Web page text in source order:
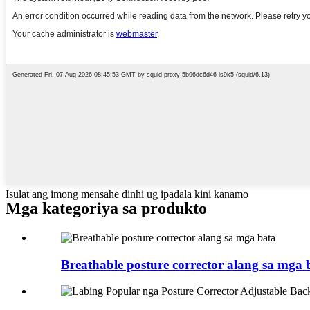
Isulat ang imong mensahe dinhi ug ipadala kini kanamo
Mga kategoriya sa produkto
Breathable posture corrector alang sa mga